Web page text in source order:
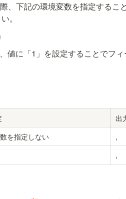
、下記の環境変数を指定するこ
。
値に「1」を設定することでフ
出
を指定しない ,
,